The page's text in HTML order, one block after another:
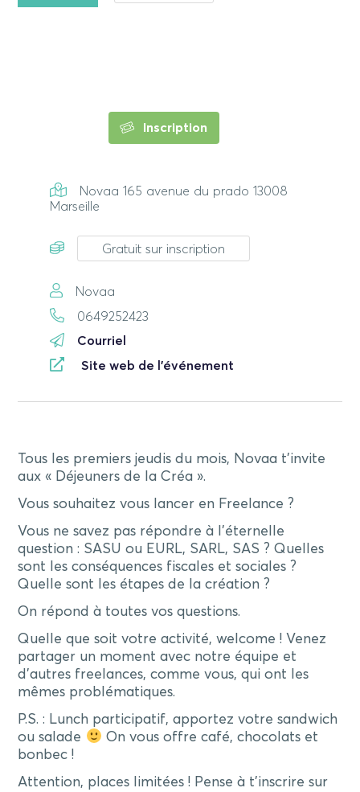
Inscription
Novaa 165 avenue du prado 13008
Marseille
Gratuit sur inscription
Novaa
0649252423
Courriel
Site web de l'événement
Tous les premiers jeudis du mois, Novaa t’invite
aux « Déjeuners de la Créa ».
Vous souhaitez vous lancer en Freelance ?
Vous ne savez pas répondre à l’éternelle
question : SASU ou EURL, SARL, SAS ? Quelles
sont les conséquences fiscales et sociales ?
Quelle sont les étapes de la création ?
On répond à toutes vos questions.
Quelle que soit votre activité, welcome ! Venez
partager un moment avec notre équipe et
d’autres freelances, comme vous, qui ont les
mêmes problématiques.
P.S. : Lunch participatif, apportez votre sandwich
ou salade
On vous offre café, chocolats et
bonbec !
Attention, places limitées ! Pense à t’inscrire sur